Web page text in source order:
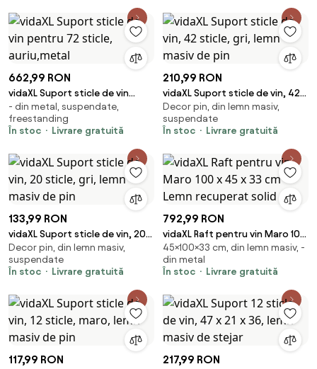
662,99 RON
vidaXL Suport sticle de vin
pentru 72 sticle, auriu,metal
- din metal, suspendate,
freestanding
În stoc
Livrare gratuită
210,99 RON
vidaXL Suport sticle de vin, 42
sticle, gri, lemn masiv de pin
Decor pin, din lemn masiv,
suspendate
În stoc
Livrare gratuită
133,99 RON
vidaXL Suport sticle de vin, 20
sticle, gri, lemn masiv de pin
Decor pin, din lemn masiv,
suspendate
În stoc
Livrare gratuită
792,99 RON
vidaXL Raft pentru vin Maro 100
x 45 x 33 cm Lemn recuperat
solid
45×100×33 cm, din lemn masiv, -
din metal
În stoc
Livrare gratuită
117,99 RON 217,99 RON